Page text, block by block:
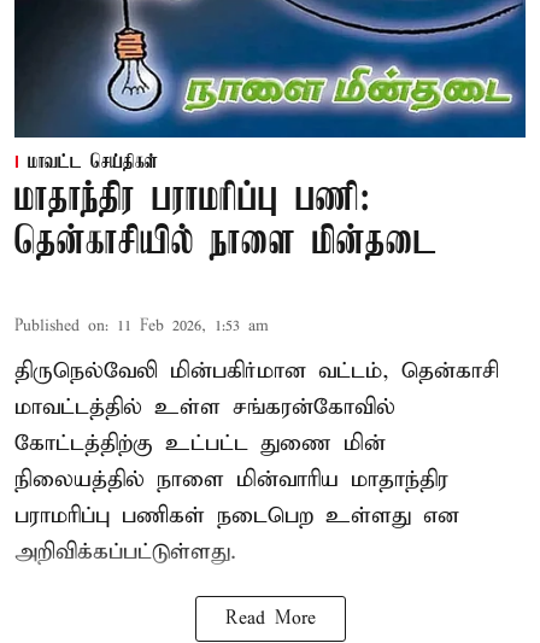
மாவட்ட செய்திகள்
மாதாந்திர பராமரிப்பு பணி:
தென்காசியில் நாளை மின்தடை
Published on: 11 Feb 2026, 1:53 am
திருநெல்வேலி மின்பகிர்மான வட்டம், தென்காசி
மாவட்டத்தில் உள்ள சங்கரன்கோவில்
கோட்டத்திற்கு உட்பட்ட துணை மின்
நிலையத்தில் நாளை மின்வாரிய மாதாந்திர
பராமரிப்பு பணிகள் நடைபெற உள்ளது என
அறிவிக்கப்பட்டுள்ளது.
Read More